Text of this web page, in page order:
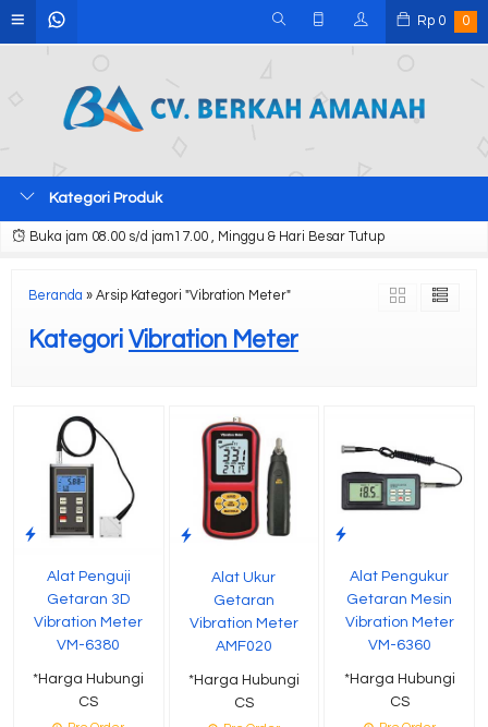
Rp 0 0
Kategori Produk
Buka jam 08.00 s/d jam17.00 , Minggu & Hari Besar Tutup
Beranda » Arsip Kategori "Vibration Meter"
Kategori Vibration Meter
Alat Penguji
Getaran 3D
Vibration Meter
VM-6380
*Harga Hubungi
CS
Alat Ukur
Getaran
Vibration Meter
AMF020
*Harga Hubungi
CS
Alat Pengukur
Getaran Mesin
Vibration Meter
VM-6360
*Harga Hubungi
CS